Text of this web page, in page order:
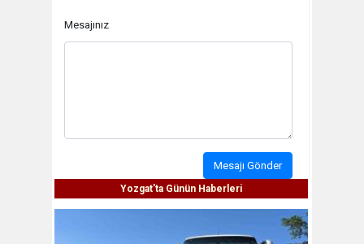
Mesajınız
Mesajı Gönder
Yozgat'ta Günün Haberleri